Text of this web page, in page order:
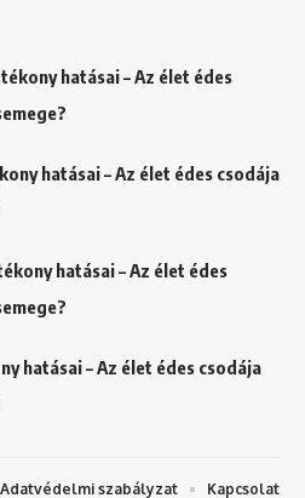
hatásai – Az élet édes
hatásai – Az élet édes csodája
hatásai – Az élet édes
hatásai – Az élet édes csodája
Adatvédelmi szabályzat Kapcsolat